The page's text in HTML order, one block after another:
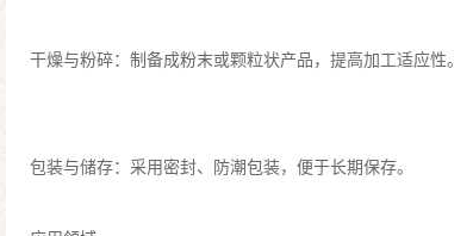
干燥与粉碎：制备成粉末或颗粒状产品，提高加工适应性。
包装与储存：采用密封、防潮包装，便于长期保存。